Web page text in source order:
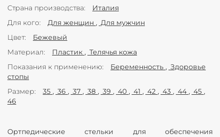
Страна производства
Италия
Для кого
Для женщин
Для мужчин
Цвет
Бежевый
Материал
Пластик
Телячья кожа
Показания к применению
Беременность
Здоровье
стопы
Размер
35 36 37 38 39 40 41 42 43 44
45
46
Ортпедические стельки для обеспечения